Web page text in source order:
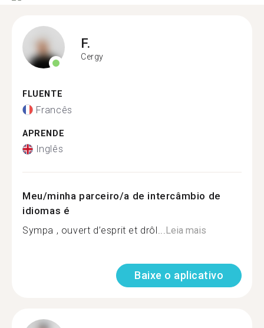
F.
Cergy
FLUENTE
Francês
APRENDE
Inglês
Meu/minha parceiro/a de intercâmbio de
idiomas é
Sympa , ouvert d’esprit et drôl...Leia mais
Baixe o aplicativo